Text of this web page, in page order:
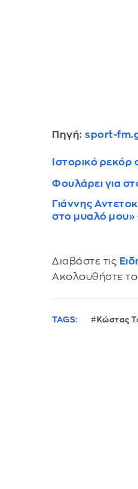
Πηγή: sport-
Ιστορικό ρεκόρ
Φουλάρει για
Γιάννης
στο μυαλό μου»
Διαβάστε τις
Ακολουθήστε το
TAGS: Κώστας